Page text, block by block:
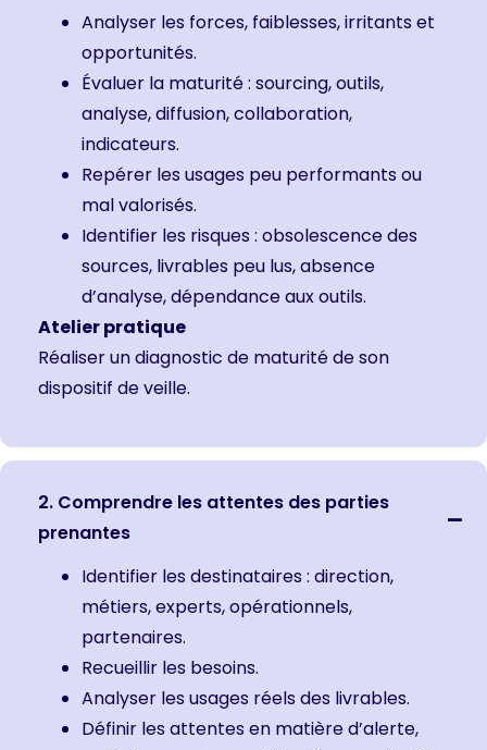
Analyser les forces, faiblesses, irritants et
opportunités.
Évaluer la maturité : sourcing, outils,
analyse, diffusion, collaboration,
indicateurs.
Repérer les usages peu performants ou
mal valorisés.
Identifier les risques : obsolescence des
sources, livrables peu lus, absence
d’analyse, dépendance aux outils.
Atelier pratique
Réaliser un diagnostic de maturité de son
dispositif de veille.
2. Comprendre les attentes des parties
prenantes
Identifier les destinataires : direction,
métiers, experts, opérationnels,
partenaires.
Recueillir les besoins.
Analyser les usages réels des livrables.
Définir les attentes en matière d’alerte,